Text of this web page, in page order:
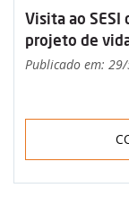
Visita ao SESI
projeto de
Publicado em: